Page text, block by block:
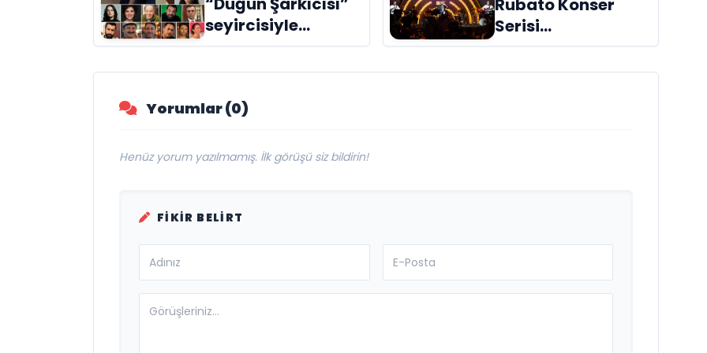
İsimleriyle Kutladı!
seyircisiyle
buluşmak için gün
sayıyor
Serisi
Müzikseverlerle
Buluşmaya Devam
Yorumlar (0)
Henüz yorum yazılmamış. İlk görüşü siz bildirin!
FIKIR BELIRT